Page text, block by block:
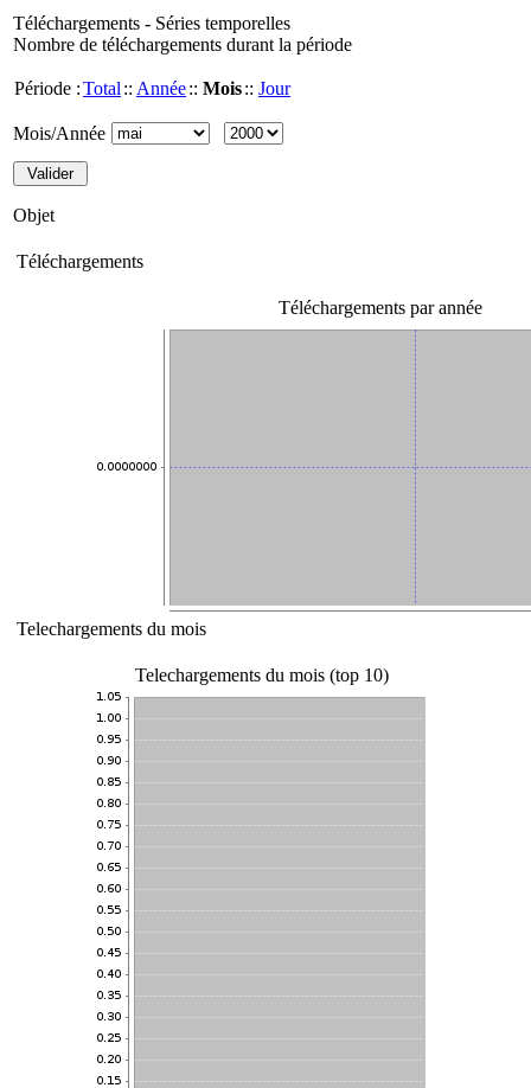
Téléchargements - Séries temporelles
Nombre de téléchargements durant la période
Période :Total :: Année:: Mois:: Jour
Mois/Année
Objet
Téléchargements
Téléchargements par année
Telechargements du mois
Telechargements du mois (top 10)